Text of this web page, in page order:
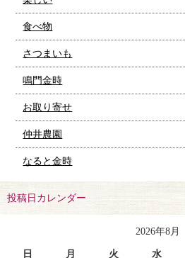
食べ物
さつまいも
鳴門金時
お取り寄せ
仲井農園
なると金時
投稿日カレンダー
2026年8月
日 月 火 水